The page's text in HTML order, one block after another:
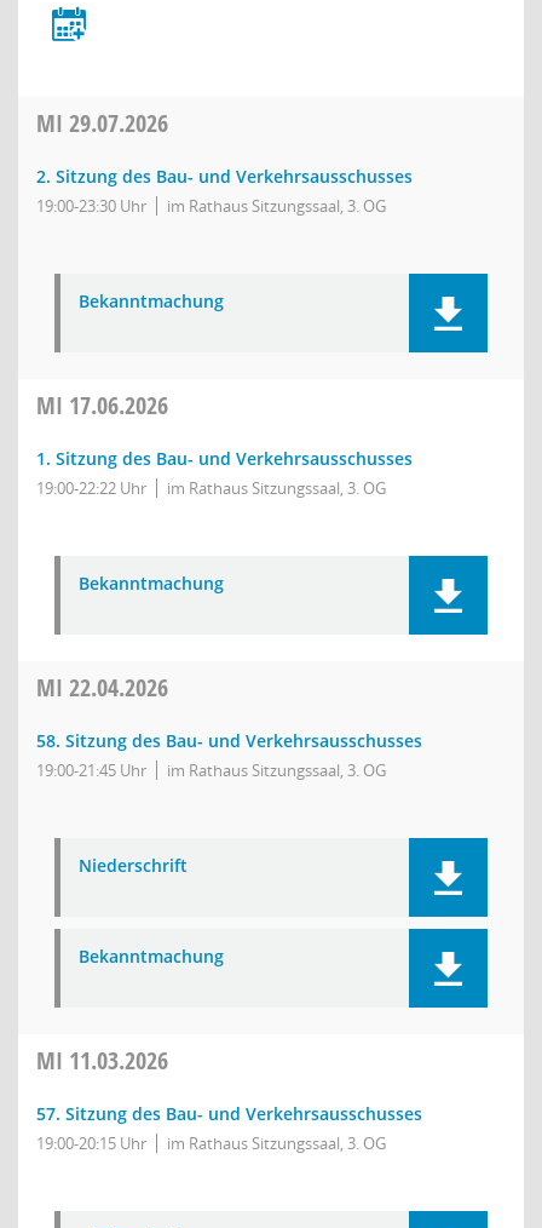
MI 29.07.2026
2. Sitzung des Bau- und Verkehrsausschusses
19:00-23:30 Uhr im Rathaus Sitzungssaal, 3. OG
Bekanntmachung
MI 17.06.2026
1. Sitzung des Bau- und Verkehrsausschusses
19:00-22:22 Uhr im Rathaus Sitzungssaal, 3. OG
Bekanntmachung
MI 22.04.2026
58. Sitzung des Bau- und Verkehrsausschusses
19:00-21:45 Uhr im Rathaus Sitzungssaal, 3. OG
Niederschrift
Bekanntmachung
MI 11.03.2026
57. Sitzung des Bau- und Verkehrsausschusses
19:00-20:15 Uhr im Rathaus Sitzungssaal, 3. OG